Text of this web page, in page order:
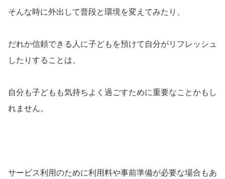
そんな時に外出して普段と環境を変えてみたり、
だれか信頼できる人に子どもを預けて自分がリフレッシュ
したりすることは、
自分も子どもも気持ちよく過ごすために重要なことかもし
れません。
サービス利用のために利用料や事前準備が必要な場合もあ